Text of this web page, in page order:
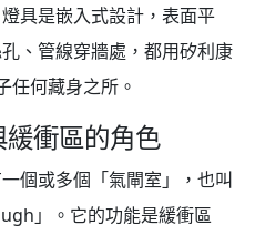
具是嵌入式設計，表面平
、管線穿牆處，都用矽利康
任何藏身之所。
衝區的角色
個或多個「氣閘室」，也叫
」。它的功能是緩衝區